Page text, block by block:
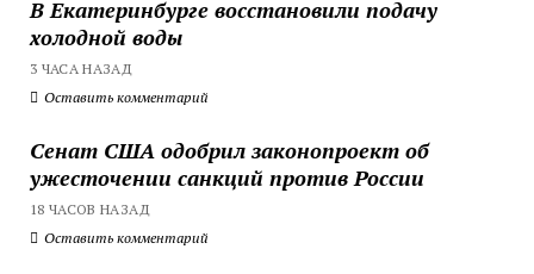
В Екатеринбурге восстановили подачу
холодной воды
3 ЧАСА НАЗАД
Оставить комментарий
Сенат США одобрил законопроект об
ужесточении санкций против России
18 ЧАСОВ НАЗАД
Оставить комментарий